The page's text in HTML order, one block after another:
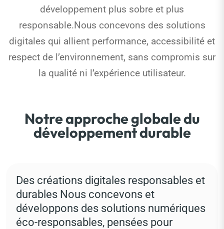
développement plus sobre et plus
responsable.Nous concevons des solutions
digitales qui allient performance, accessibilité et
respect de l’environnement, sans compromis sur
la qualité ni l’expérience utilisateur.
Notre approche globale du
développement durable
Des créations digitales responsables et
durables Nous concevons et
développons des solutions numériques
éco-responsables, pensées pour